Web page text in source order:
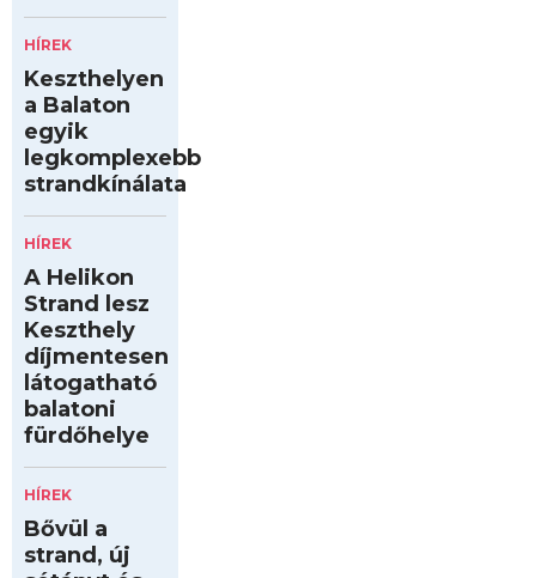
HÍREK
Keszthelyen
a Balaton
egyik
legkomplexebb
strandkínálata
HÍREK
A Helikon
Strand lesz
Keszthely
díjmentesen
látogatható
balatoni
fürdőhelye
HÍREK
Bővül a
strand, új